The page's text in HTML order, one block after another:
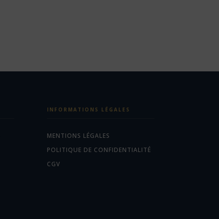
INFORMATIONS LÉGALES
MENTIONS LÉGALES
POLITIQUE DE CONFIDENTIALITÉ
CGV